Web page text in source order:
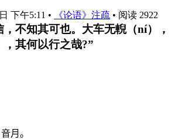
下午5:11 • 《论语》注疏 • 阅读 2922
不知其可也。大车无輗（ní），
，其何以行之哉?”
月。